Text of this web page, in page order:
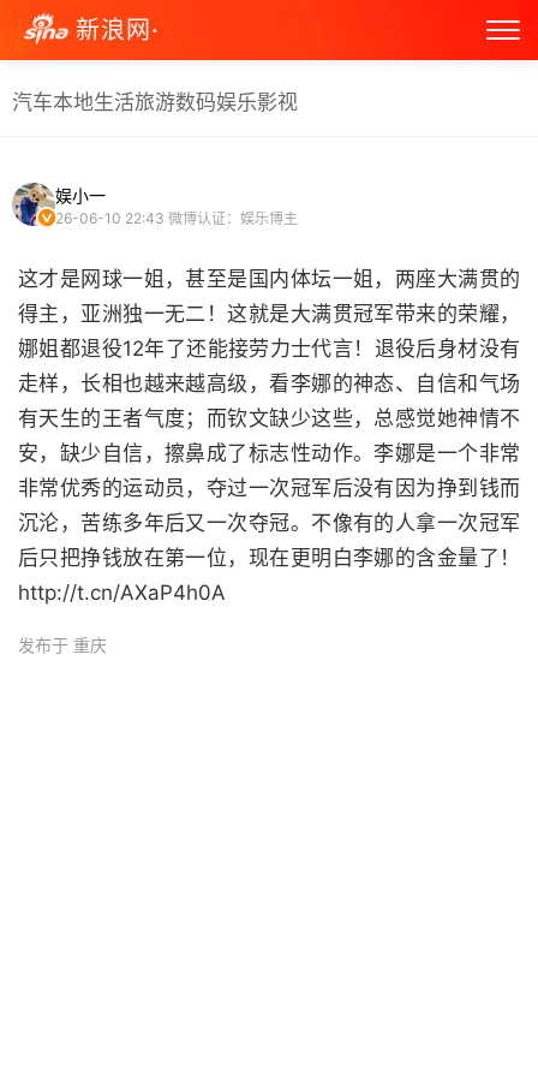
新浪网·
汽车本地生活旅游数码娱乐影视
娱小一
26-06-10 22:43 微博认证：娱乐博主
这才是网球一姐，甚至是国内体坛一姐，两座大满贯的
得主，亚洲独一无二！这就是大满贯冠军带来的荣耀，
娜姐都退役12年了还能接劳力士代言！退役后身材没有
走样，长相也越来越高级，看李娜的神态、自信和气场
有天生的王者气度；而钦文缺少这些，总感觉她神情不
安，缺少自信，擦鼻成了标志性动作。李娜是一个非常
非常优秀的运动员，夺过一次冠军后没有因为挣到钱而
沉沦，苦练多年后又一次夺冠。不像有的人拿一次冠军
后只把挣钱放在第一位，现在更明白李娜的含金量了！
http://t.cn/AXaP4h0A
发布于 重庆